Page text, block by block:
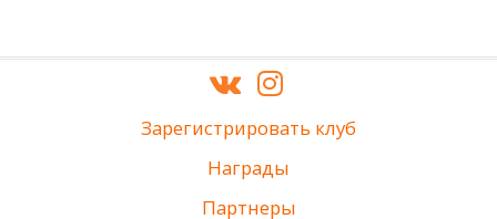
Зарегистрировать клуб
Награды
Партнеры